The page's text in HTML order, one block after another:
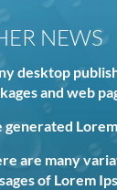
NEWS
desktop
and web
generated
are many
of Lorem